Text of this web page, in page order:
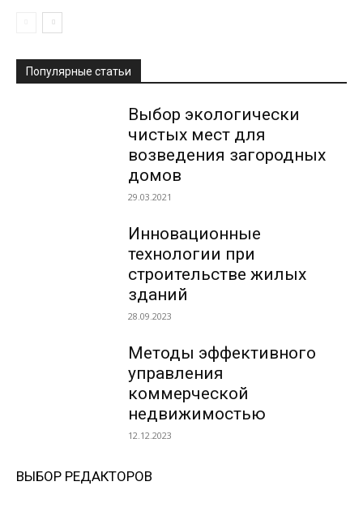
Популярные статьи
Выбор экологически
чистых мест для
возведения загородных
домов
29.03.2021
Инновационные
технологии при
строительстве жилых
зданий
28.09.2023
Методы эффективного
управления
коммерческой
недвижимостью
12.12.2023
ВЫБОР РЕДАКТОРОВ